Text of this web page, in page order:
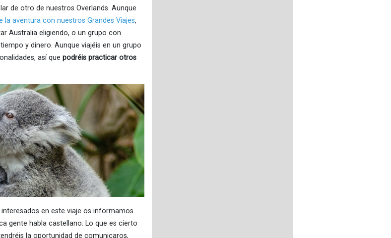
de otro de nuestros Overlands. Aunque
la aventura con nuestros Grandes Viajes,
Australia eligiendo, o un grupo con
y dinero. Aunque viajéis en un grupo
así que podréis practicar otros
en este viaje os informamos
gente habla castellano. Lo que es cierto
la oportunidad de comunicaros,